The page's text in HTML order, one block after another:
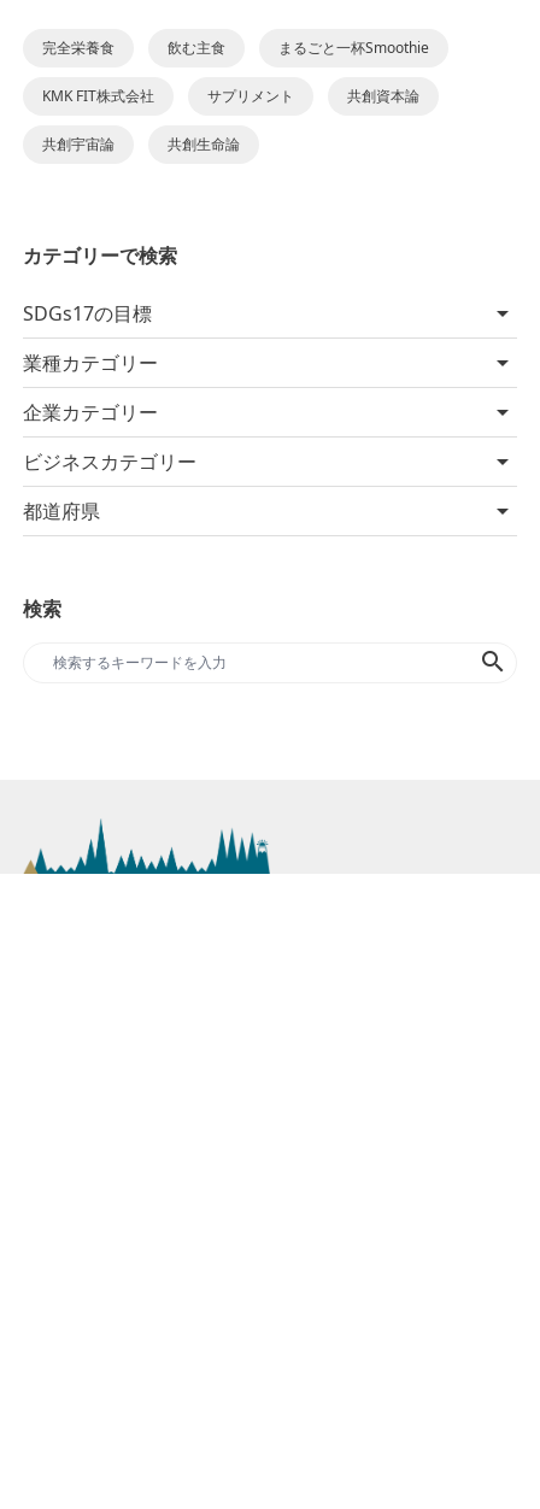
完全栄養食 飲む主食 まるごと一杯Smoothie
KMK FIT株式会社 サプリメント 共創資本論
共創宇宙論 共創生命論
カテゴリーで検索
SDGs17の目標
業種カテゴリー
企業カテゴリー
ビジネスカテゴリー
都道府県
検索
search